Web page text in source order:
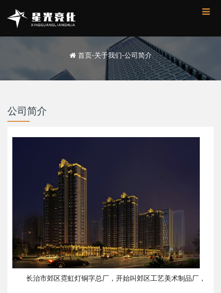
首页-关于我们-公司简介
公司简介
长治市郊区霓虹灯铜字总厂，开始叫郊区工艺美术制品厂，